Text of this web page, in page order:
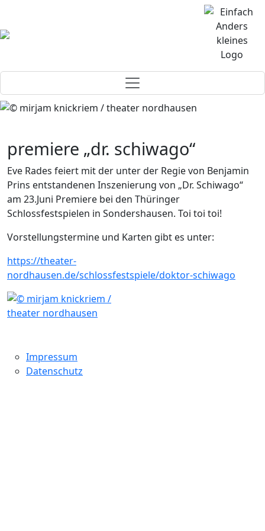
premiere „dr. schiwago“
Eve Rades feiert mit der unter der Regie von Benjamin
Prins entstandenen Inszenierung von „Dr. Schiwago“
am 23.Juni Premiere bei den Thüringer
Schlossfestspielen in Sondershausen. Toi toi toi!
Vorstellungstermine und Karten gibt es unter:
https://theater-
nordhausen.de/schlossfestspiele/doktor-schiwago
Impressum
Datenschutz